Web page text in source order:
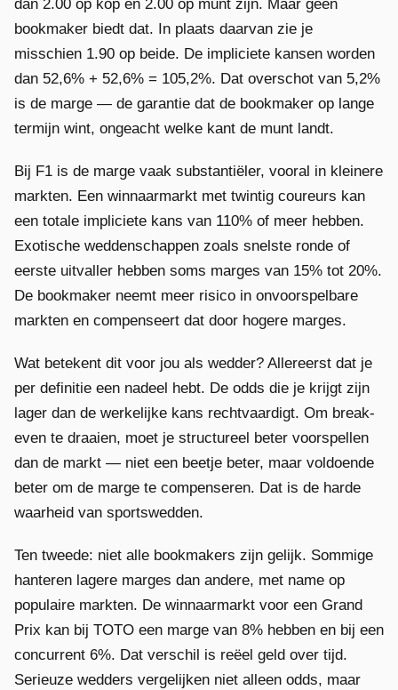
dan 2.00 op kop en 2.00 op munt zijn. Maar geen
bookmaker biedt dat. In plaats daarvan zie je
misschien 1.90 op beide. De impliciete kansen worden
dan 52,6% + 52,6% = 105,2%. Dat overschot van 5,2%
is de marge — de garantie dat de bookmaker op lange
termijn wint, ongeacht welke kant de munt landt.
Bij F1 is de marge vaak substantiëler, vooral in kleinere
markten. Een winnaarmarkt met twintig coureurs kan
een totale impliciete kans van 110% of meer hebben.
Exotische weddenschappen zoals snelste ronde of
eerste uitvaller hebben soms marges van 15% tot 20%.
De bookmaker neemt meer risico in onvoorspelbare
markten en compenseert dat door hogere marges.
Wat betekent dit voor jou als wedder? Allereerst dat je
per definitie een nadeel hebt. De odds die je krijgt zijn
lager dan de werkelijke kans rechtvaardigt. Om break-
even te draaien, moet je structureel beter voorspellen
dan de markt — niet een beetje beter, maar voldoende
beter om de marge te compenseren. Dat is de harde
waarheid van sportswedden.
Ten tweede: niet alle bookmakers zijn gelijk. Sommige
hanteren lagere marges dan andere, met name op
populaire markten. De winnaarmarkt voor een Grand
Prix kan bij TOTO een marge van 8% hebben en bij een
concurrent 6%. Dat verschil is reëel geld over tijd.
Serieuze wedders vergelijken niet alleen odds, maar